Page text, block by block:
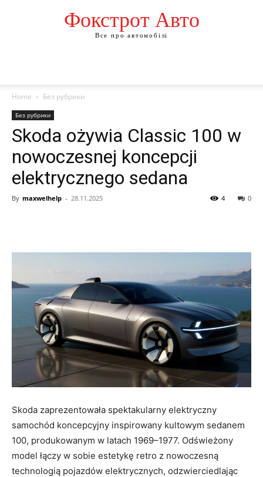
Фокстрот Авто
Все про автомобілі
Home Без рубрики
Без рубрики
Skoda ożywia Classic 100 w
nowoczesnej koncepcji
elektrycznego sedana
By maxwelhelp - 28.11.2025 0
4
Skoda zaprezentowała spektakularny elektryczny
samochód koncepcyjny inspirowany kultowym sedanem
100, produkowanym w latach 1969–1977. Odświeżony
model łączy w sobie estetykę retro z nowoczesną
technologią pojazdów elektrycznych, odzwierciedlając